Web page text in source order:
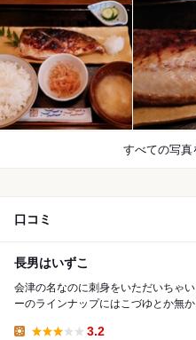
すべての写真
口コミ
長男はいずこ
会津の名なのに刺身をいただいちゃいました。 と言うのも
ーのラインナップにはこづゆとか無かったです。 夜
3.2